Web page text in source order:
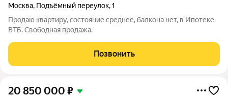
Москва, Подъёмный переулок,1
Продаю квартиру, состояние среднее, балкона нет, в Ипотеке
ВТБ. Свободная продажа.
Позвонить
20 850 000 ₽